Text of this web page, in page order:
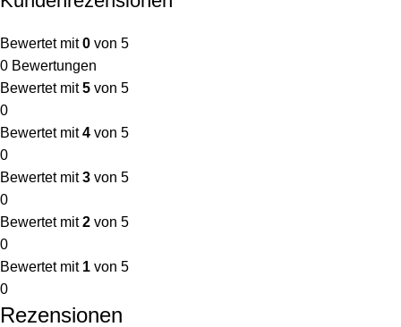
Bewertet mit0 von 5
0 Bewertungen
Bewertet mit5 von 5
0
Bewertet mit4 von 5
0
Bewertet mit3 von 5
0
Bewertet mit2 von 5
0
Bewertet mit 1 von 5
0
Rezensionen